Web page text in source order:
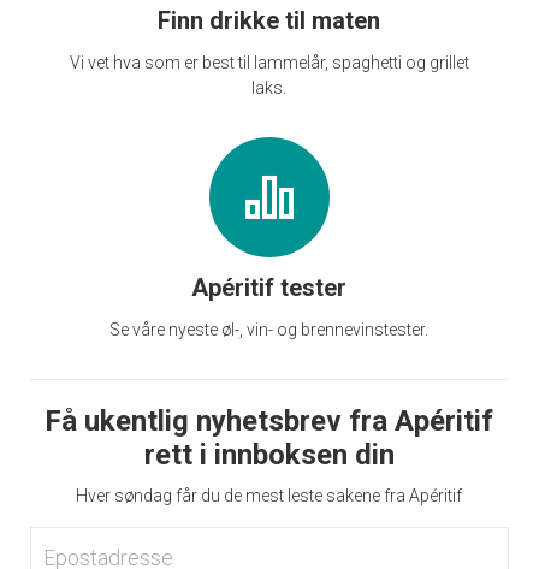
Finn drikke til maten
Vi vet hva som er best til lammelår, spaghetti og grillet
laks.
Apéritif tester
Se våre nyeste øl-, vin- og brennevinstester.
Få ukentlig nyhetsbrev fra Apéritif
rett i innboksen din
Hver søndag får du de mest leste sakene fra Apéritif